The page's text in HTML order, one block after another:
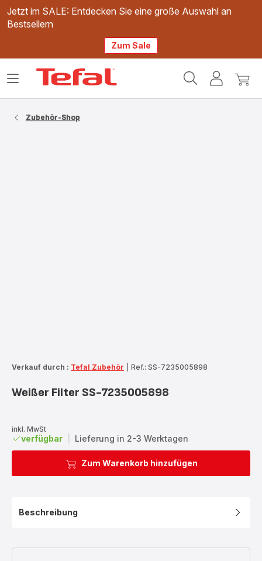
Jetzt im SALE: Entdecken Sie eine große Auswahl an
Bestsellern
Zum Sale
Mein
Mein
Das
Zubehör-Shop
Verkauf durch : Tefal Zubehör Ref.: SS-7235005898
Weißer Filter SS-7235005898
inkl. MwSt
verfügbar Lieferung in 2-3 Werktagen
Zum Warenkorb hinzufügen
Beschreibung